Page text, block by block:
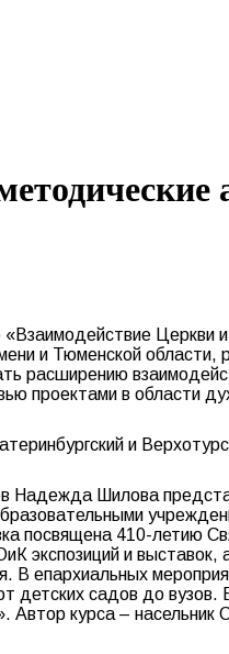
«Взаимодействие Церкви
и Тюменской области,
расширению
проектами в области
и
Надежда Шилова
посвящена 410-летию
экспозиций и выставок,
В епархиальных
детских садов до вузов.
курса – насельник